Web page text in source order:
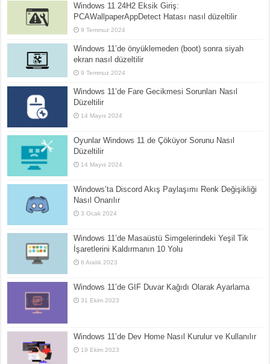
Windows 11 24H2 Eksik Giriş:
PCAWallpaperAppDetect Hatası nasıl düzeltilir
9 Temmuz 2024
Windows 11’de önyüklemeden (boot) sonra siyah
ekran nasıl düzeltilir
9 Temmuz 2024
Windows 11’de Fare Gecikmesi Sorunları Nasıl
Düzeltilir
14 Mayıs 2024
Oyunlar Windows 11 de Çöküyor Sorunu Nasıl
Düzeltilir
14 Mayıs 2024
Windows’ta Discord Akış Paylaşımı Renk Değişikliği
Nasıl Onarılır
3 Ocak 2024
Windows 11’de Masaüstü Simgelerindeki Yeşil Tik
İşaretlerini Kaldırmanın 10 Yolu
6 Aralık 2023
Windows 11’de GIF Duvar Kağıdı Olarak Ayarlama
31 Ekim 2023
Windows 11’de Dev Home Nasıl Kurulur ve Kullanılır
19 Ekim 2023